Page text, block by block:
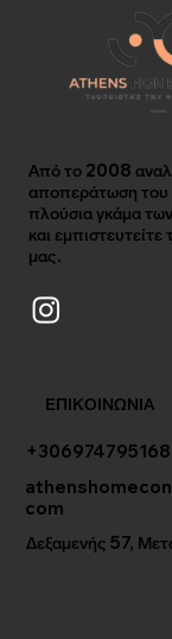
Από το 2008
αποπεράτωση του
πλούσια γκάμα
και
μας.
ΕΠΙΚΟΙΝΩΝΙΑ
+306974795168
com
Δεξαμενής 57,